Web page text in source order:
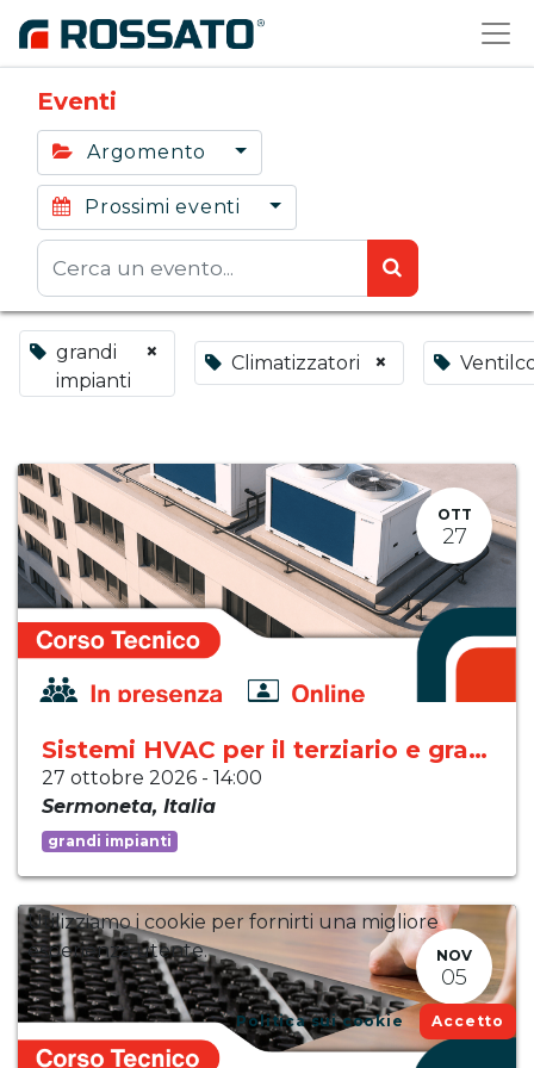
Eventi
Argomento
Prossimi eventi
grandi
impianti
× Climatizzatori ×
OTT
27
Sistemi HVAC per il terziario e grandi impianti
27 ottobre 2026 - 14:00
Sermoneta, Italia
grandi impianti
NOV
05
Utilizziamo i cookie per fornirti una migliore
esperienza utente.
Politica sui cookie Accetto